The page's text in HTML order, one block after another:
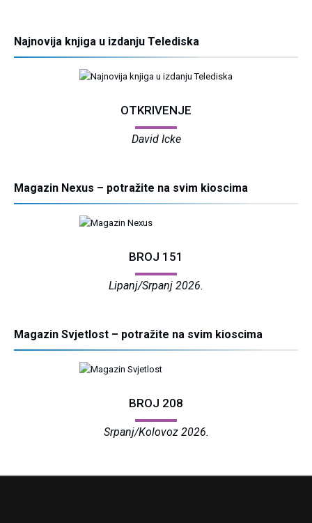
Najnovija knjiga u izdanju Telediska
OTKRIVENJE
David Icke
Magazin Nexus – potražite na svim kioscima
BROJ 151
Lipanj/Srpanj 2026.
Magazin Svjetlost – potražite na svim kioscima
BROJ 208
Srpanj/Kolovoz 2026.